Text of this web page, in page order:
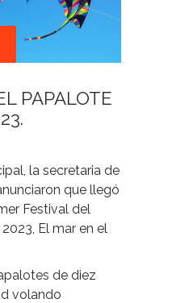
PAPALOTE
la secretaria de
que llegó
Festival del
El mar en el
de diez
volando